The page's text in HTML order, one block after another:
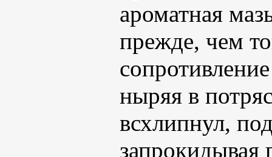
ароматная
прежде, чем
ныряя в
всхлипнул,
запрокидывая